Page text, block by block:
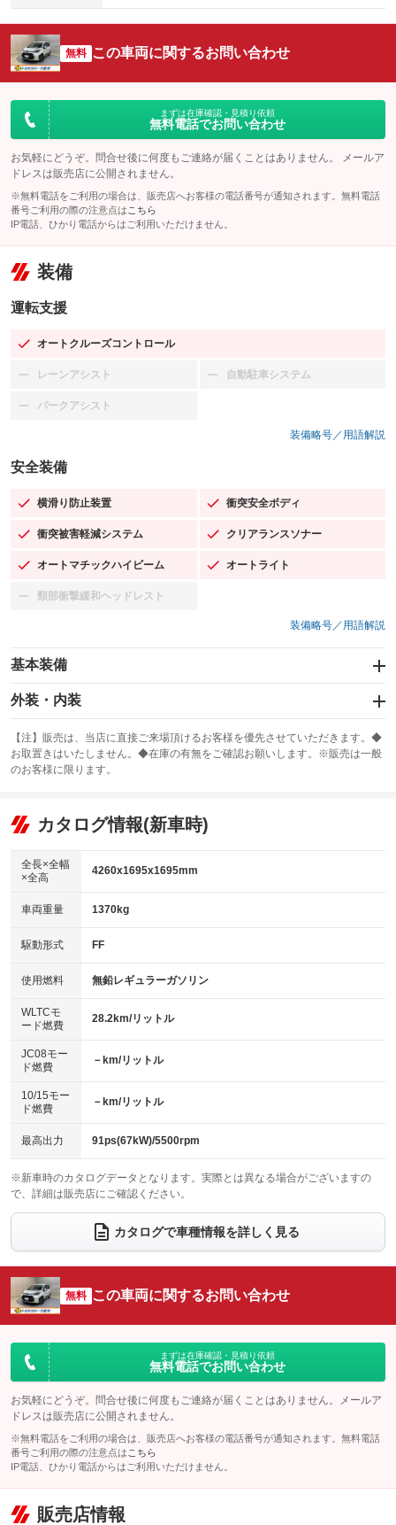
無料 この車両に関するお問い合わせ
まずは在庫確認・見積り依頼
無料電話でお問い合わせ
お気軽にどうぞ。問合せ後に何度もご連絡が届くことはありません。 メールア
ドレスは販売店に公開されません。
※無料電話をご利用の場合は、販売店へお客様の電話番号が通知されます。無料電話
番号ご利用の際の注意点は こちら
IP電話、ひかり電話からはご利用いただけません。
装備
運転支援
オートクルーズコントロール
：装備あり
レーンアシスト
：装備なし 自動駐車システム
：装備なし
パークアシスト
：装備なし
装備略号／用語解説
安全装備
横滑り防止装置
：装備あり 衝突安全ボディ
：装備あり
衝突被害軽減システム
：装備あり クリアランスソナー
：装備あり
オートマチックハイビーム
：装備あり オートライト
：装備あり
頸部衝撃緩和ヘッドレスト
：装備なし
装備略号／用語解説
基本装備
エアバッグ：運転席/助手席/サイド
：装備あり
：装備あり
サンルーフ
：装備なし ABS
リフトアップ
：装備なし
：装備なし
パワーウィンドウ
アイドリングストップ
：装備なし
USB入力端子
：装備なし
100V電源
：装備なし
センターデフロック
：装備なし
電動格納ミラー
：装備あり
外装・内装
カーナビ：メモリーナビ他
：装備あり
TV：フルセグ
：装備あり
ビジュアル
：装備なし
：装備あり
革シート
キーレス
HID(キセノンライト)
：装備なし
バックカメラ
：装備あり
エアロ
：装備なし
：装備なし
パワーシート
ベンチシート
：装備なし
チップアップシート
：装備なし
：装備なし ：装備なし
ウォークスルー
：装備あり
電動リアゲート フロントカメラ
：装備なし
：装備なし ：装備なし
サイドカメラ
：装備なし ルーフレール
：装備なし
：装備なし
：装備なし
【注】販売は、当店に直接ご来場頂けるお客様を優先させていただきます。◆
お取置きはいたしません。◆在庫の有無をご確認お願いします。※販売は一般
のお客様に限ります。
カタログ情報(新車時)
全長×全幅
×全高
4260x1695x1695mm
車両重量 1370kg
駆動形式 FF
使用燃料 無鉛レギュラーガソリン
WLTCモ
ード燃費
28.2km/リットル
JC08モー
ド燃費
－km/リットル
10/15モー
ド燃費
－km/リットル
最高出力 91ps(67kW)/5500rpm
※新車時のカタログデータとなります。実際とは異なる場合がございますの
で、詳細は販売店にご確認ください。
カタログで車種情報を詳しく見る
無料 この車両に関するお問い合わせ
まずは在庫確認・見積り依頼
無料電話でお問い合わせ
お気軽にどうぞ。問合せ後に何度もご連絡が届くことはありません。メールア
ドレスは販売店に公開されません。
※無料電話をご利用の場合は、販売店へお客様の電話番号が通知されます。無料電話
番号ご利用の際の注意点は こちら
IP電話、ひかり電話からはご利用いただけません。
販売店情報